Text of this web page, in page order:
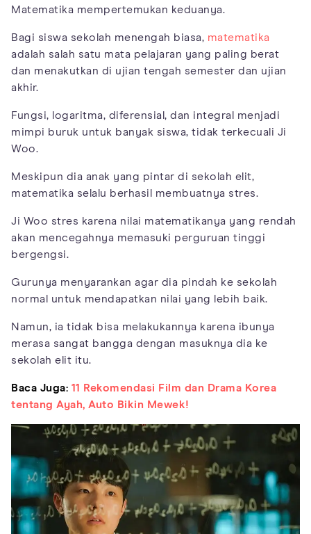
Matematika mempertemukan keduanya.
Bagi siswa sekolah menengah biasa, matematika
adalah salah satu mata pelajaran yang paling berat
dan menakutkan di ujian tengah semester dan ujian
akhir.
Fungsi, logaritma, diferensial, dan integral menjadi
mimpi buruk untuk banyak siswa, tidak terkecuali Ji
Woo.
Meskipun dia anak yang pintar di sekolah elit,
matematika selalu berhasil membuatnya stres.
Ji Woo stres karena nilai matematikanya yang rendah
akan mencegahnya memasuki perguruan tinggi
bergengsi.
Gurunya menyarankan agar dia pindah ke sekolah
normal untuk mendapatkan nilai yang lebih baik.
Namun, ia tidak bisa melakukannya karena ibunya
merasa sangat bangga dengan masuknya dia ke
sekolah elit itu.
Baca Juga: 11 Rekomendasi Film dan Drama Korea
tentang Ayah, Auto Bikin Mewek!